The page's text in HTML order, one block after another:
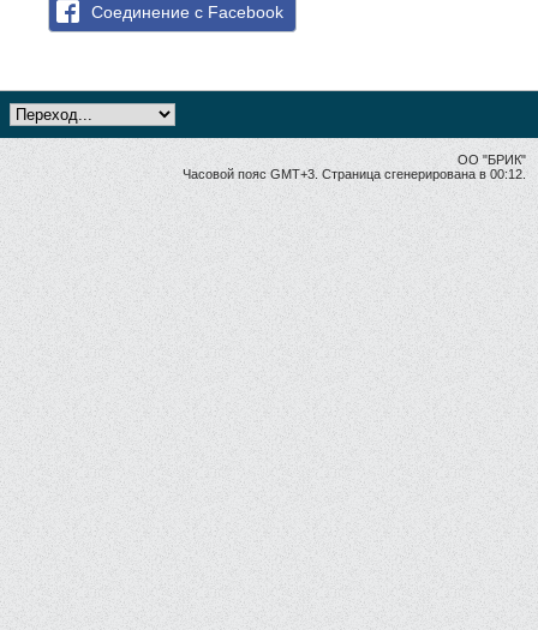
Соединение с Facebook
ОО "БРИК"
Часовой пояс GMT+3. Страница сгенерирована в 00:12.